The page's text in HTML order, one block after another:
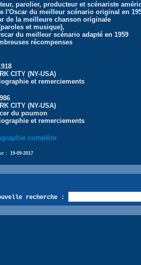
parolier, producteur et scénariste
l'Oscar du meilleur scénario original en
de la meilleure chanson originale
et musique),
du meilleur scénario adapté en 1959
récompenses
CITY (NY-USA)
et remerciements
CITY (NY-USA)
du poumon
et remerciements
complète
: 19-09-2017
recherche :